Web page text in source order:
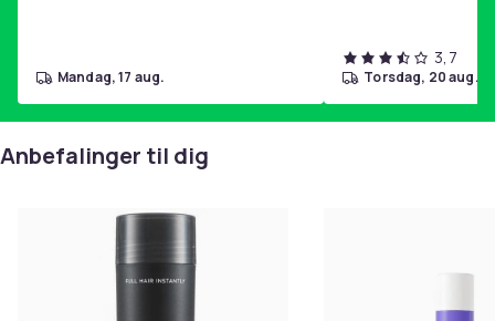
mandag, 17 aug.
3,7
torsdag, 20 aug.
Anbefalinger til dig